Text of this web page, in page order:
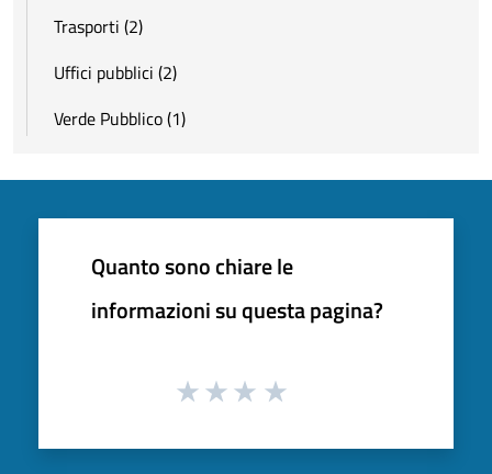
Trasporti (2)
Uffici pubblici (2)
Verde Pubblico (1)
Quanto sono chiare le
informazioni su questa pagina?